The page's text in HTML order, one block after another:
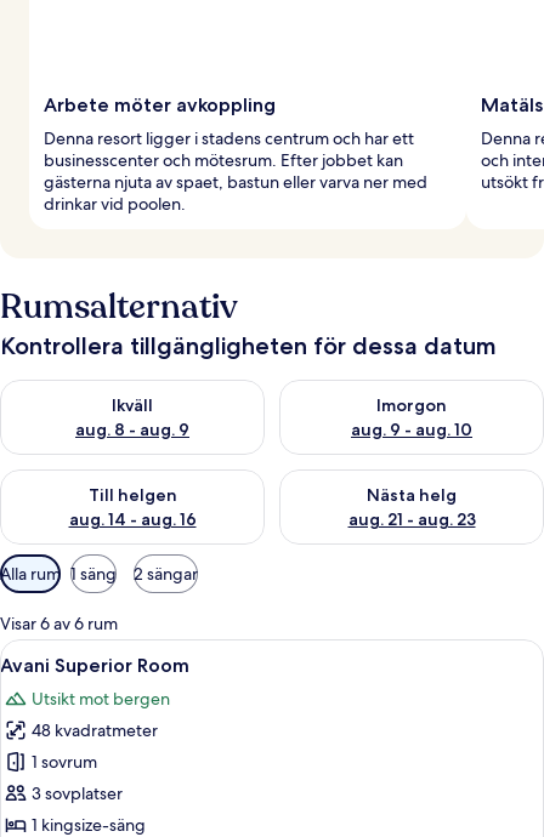
Arbete möter avkoppling
Denna resort ligger i stadens centrum och har ett
businesscenter och mötesrum. Efter jobbet kan
gästerna njuta av spaet, bastun eller varva ner med
drinkar vid poolen.
Denna
och
utsökt
Rumsalternativ
Kontrollera tillgängligheten för dessa datum
Ikväll
aug. 8 - aug. 9
Kontrollera tillgängligheten för ikväll aug. 8 - aug. 9
Imorgon
aug. 9 - aug. 10
Kontrollera tillgängligheten
Till helgen
aug. 14 - aug. 16
Kontrollera tillgängligheten för den här helgen aug. 14 - aug.
Nästa helg
aug. 21 - aug. 23
Kontrollera tillgängligheten
Tillgängliga
filter
för
rum
Alla rum 1 säng 2 sängar
Visar 6 av 6 rum
Öppna
alla
foton
för
Avani
Superior
Room
Ett modernt hotellrum med en stor
5
Avani Superior Room
Utsikt mot bergen
48 kvadratmeter
1 sovrum
3 sovplatser
1 kingsize-säng